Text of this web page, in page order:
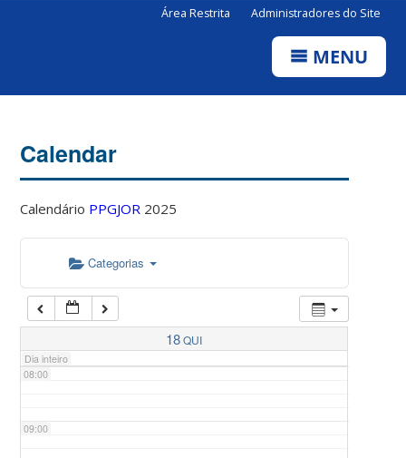
Área Restrita Administradores do Site
MENU
Calendar
Calendário PPGJOR 2025
Categorias
18QUI
Dia inteiro
04:00
05:00
07:00
08:00
09:00